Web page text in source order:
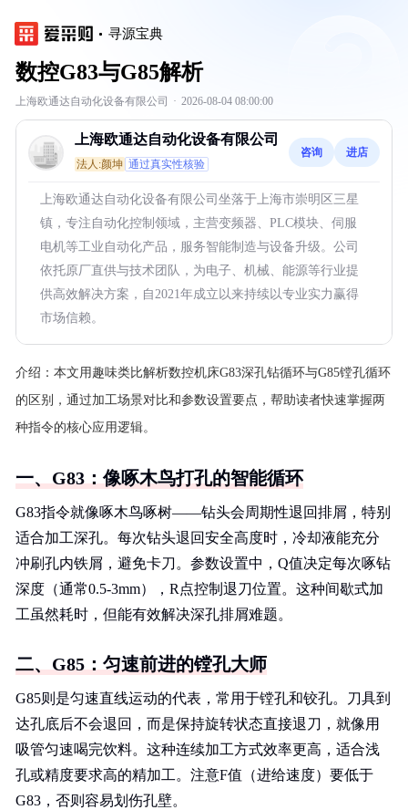
寻源宝典
数控G83与G85解析
上海欧通达自动化设备有限公司 · 2026-08-04 08:00:00
上海欧通达自动化设备有限公司
法人:颜坤 通过真实性核验
咨询 进店
上海欧通达自动化设备有限公司坐落于上海市崇明区三星
镇，专注自动化控制领域，主营变频器、PLC模块、伺服
电机等工业自动化产品，服务智能制造与设备升级。公司
依托原厂直供与技术团队，为电子、机械、能源等行业提
供高效解决方案，自2021年成立以来持续以专业实力赢得
市场信赖。
介绍： 本文用趣味类比解析数控机床G83深孔钻循环与G85镗孔循环
的区别，通过加工场景对比和参数设置要点，帮助读者快速掌握两
种指令的核心应用逻辑。
一、G83：像啄木鸟打孔的智能循环
G83指令就像啄木鸟啄树——钻头会周期性退回排屑，特别
适合加工深孔。每次钻头退回安全高度时，冷却液能充分
冲刷孔内铁屑，避免卡刀。参数设置中，Q值决定每次啄钻
深度（通常0.5-3mm），R点控制退刀位置。这种间歇式加
工虽然耗时，但能有效解决深孔排屑难题。
二、G85：匀速前进的镗孔大师
G85则是匀速直线运动的代表，常用于镗孔和铰孔。刀具到
达孔底后不会退回，而是保持旋转状态直接退刀，就像用
吸管匀速喝完饮料。这种连续加工方式效率更高，适合浅
孔或精度要求高的精加工。注意F值（进给速度）要低于
G83，否则容易划伤孔壁。